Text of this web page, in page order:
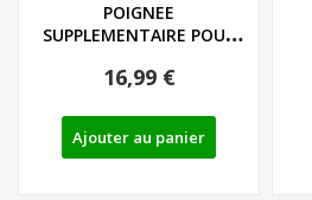
POIGNEE
SUPPLEMENTAIRE POUR
DE...
16,99 €
Ajouter au panier